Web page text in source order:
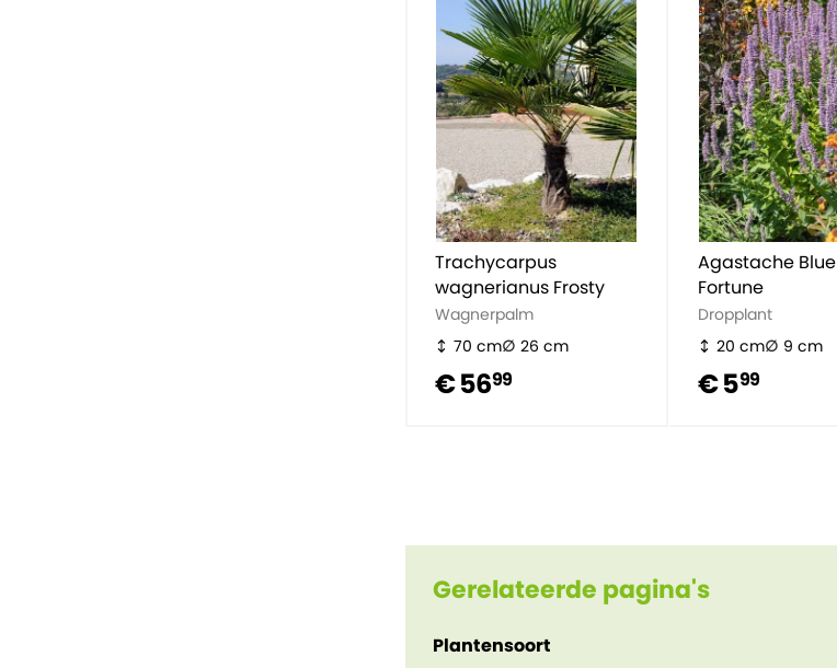
Trachycarpus
wagnerianus Frosty
Wagnerpalm
70 cm
26 cm
€ 5699
Agastache Blue
Fortune
Dropplant
20 cm
9 cm
€ 599
Gerelateerde pagina's
Plantensoort